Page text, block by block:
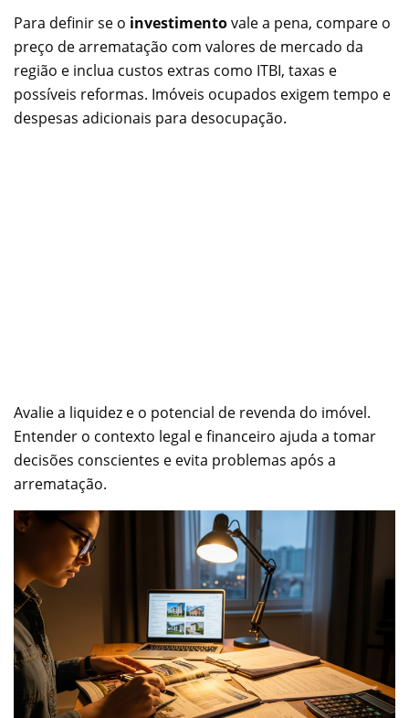
Para definir se o investimentovale a pena, compare o
preço de arrematação com valores de mercado da
região e inclua custos extras como ITBI, taxas e
possíveis reformas. Imóveis ocupados exigem tempo e
despesas adicionais para desocupação.
Avalie a liquidez e o potencial de revenda do imóvel.
Entender o contexto legal e financeiro ajuda a tomar
decisões conscientes e evita problemas após a
arrematação.